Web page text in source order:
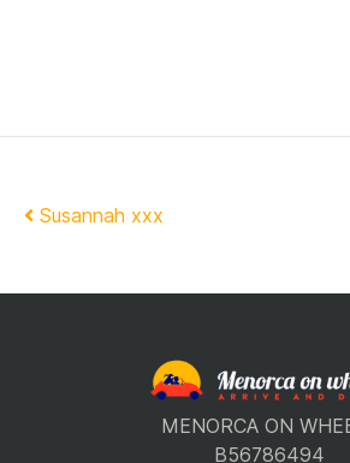
Navegación de
Susannah xxx
MENORCA ON
B56786494